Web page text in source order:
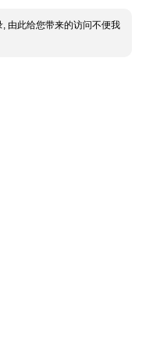
由此给您带来的访问不便我